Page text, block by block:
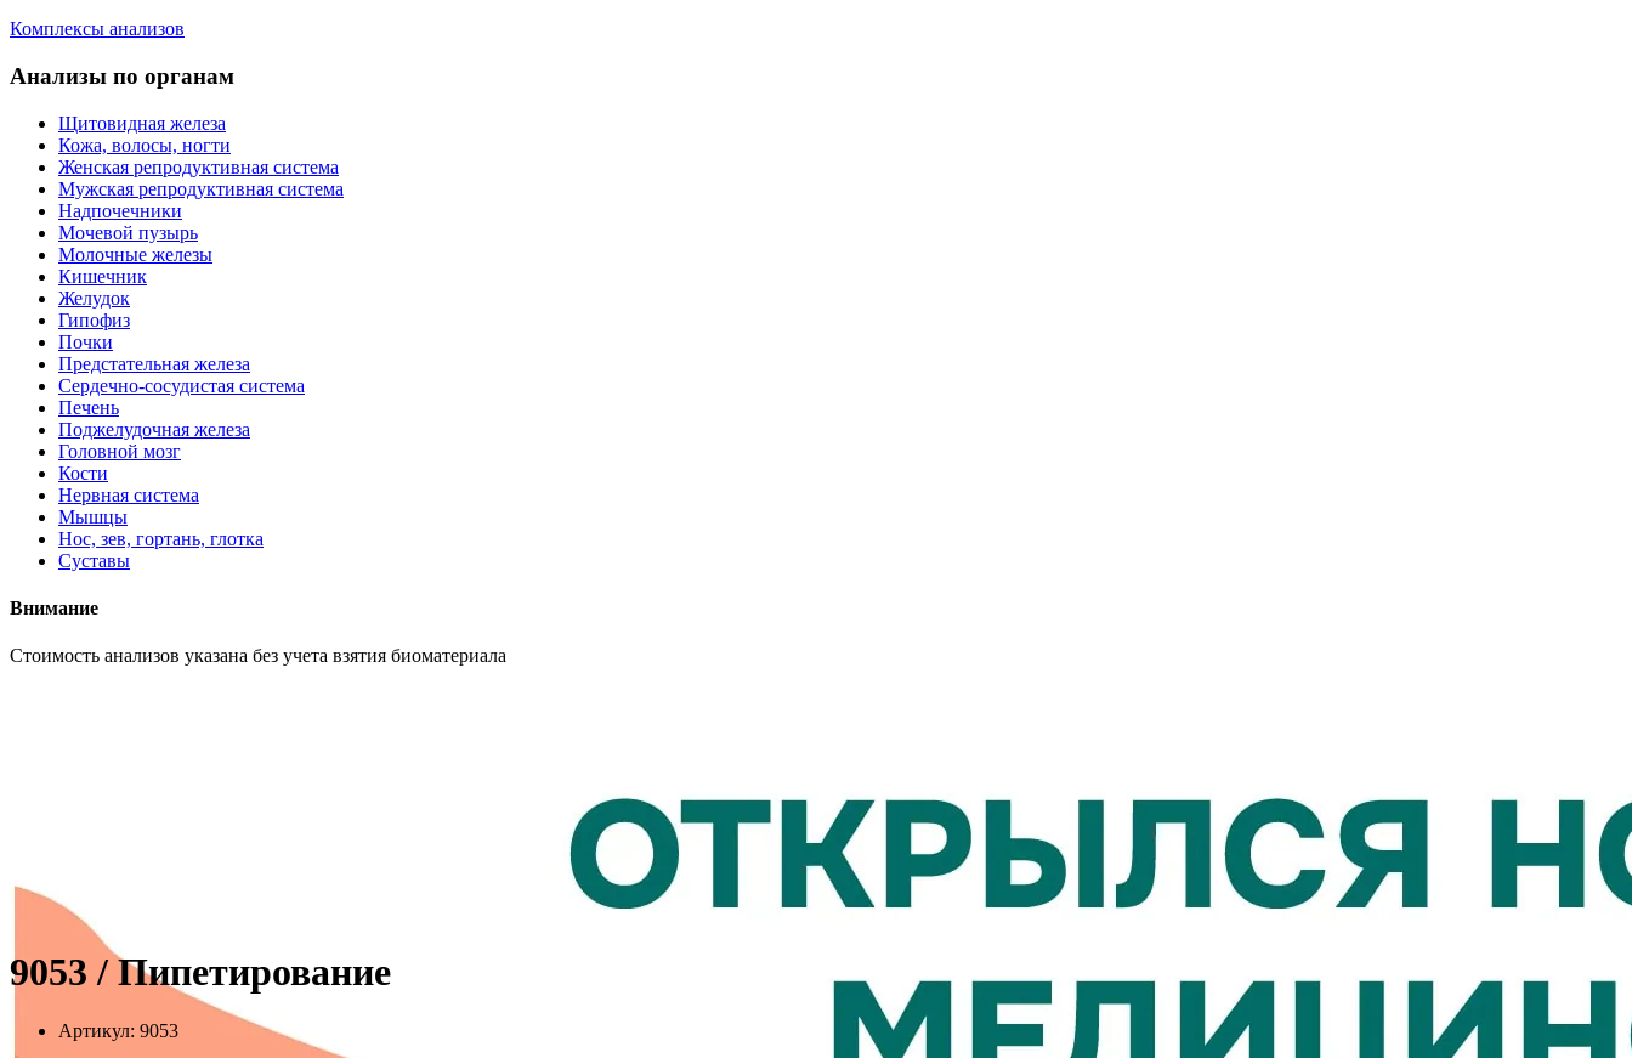
Комплексы анализов
Анализы по органам
Щитовидная железа
Кожа, волосы, ногти
Женская репродуктивная система
Мужская репродуктивная система
Надпочечники
Мочевой пузырь
Молочные железы
Кишечник
Желудок
Гипофиз
Почки
Предстательная железа
Сердечно-сосудистая система
Печень
Поджелудочная железа
Головной мозг
Кости
Нервная система
Мышцы
Нос, зев, гортань, глотка
Суставы
Внимание
Cтоимость анализов указана без учета взятия биоматериала
9053 / Пипетирование
Артикул: 9053